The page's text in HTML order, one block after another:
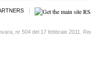
nr 504 del 17 febbraio 2011.